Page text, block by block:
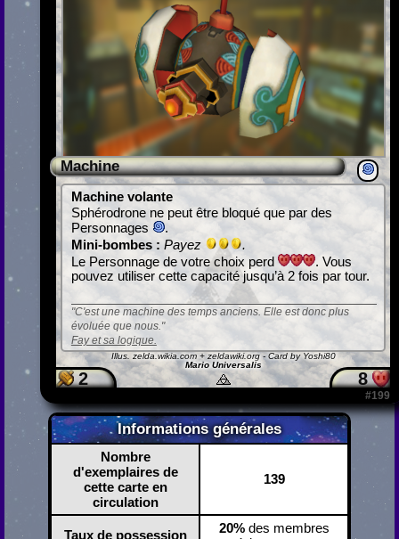
#199
Machine
Machine volante
Sphérodrone ne peut être bloqué que par des
Personnages
.
Mini-bombes : Payez
.
Le Personnage de votre choix perd
. Vous
pouvez utiliser cette capacité jusqu’à 2 fois par tour.
C'est une machine des temps anciens. Elle est donc plus
évoluée que nous.
Fay et sa logique.
2
Illus. zelda.wikia.com + zeldawiki.org- Card by Yoshi80
Mario Universalis
8
Informations générales
Nombre
d'exemplaires de
cette carte en
circulation
139
Taux de possession 20%des membres